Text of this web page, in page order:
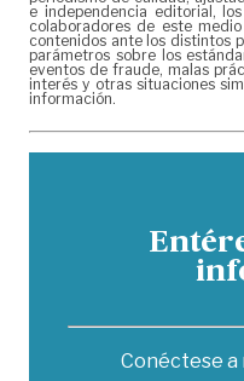
e independencia editorial,
colaboradores de este
contenidos ante los distintos
parámetros sobre los
eventos de fraude, malas
interés y otras situaciones
información.
Conéctese a